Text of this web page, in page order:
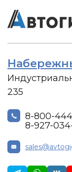
235
8-800-
8-927-